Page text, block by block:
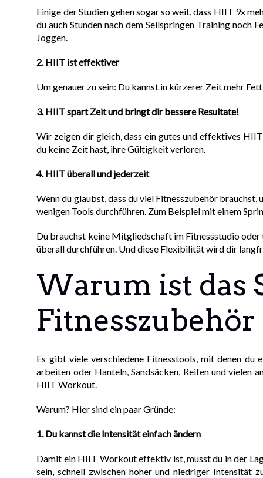
Einige der Studien gehen sogar so weit, dass HIIT 9x
du auch Stunden nach dem Seilspringen Training
Joggen.
2. HIIT ist effektiver
Um genauer zu sein: Du kannst in kürzerer Zeit mehr
3. HIIT spart Zeit und bringt dir bessere Resultate!
Wir zeigen dir gleich, dass ein gutes und effektives
du keine Zeit hast, ihre Gültigkeit verloren.
4. HIIT überall und jederzeit
Wenn du glaubst, dass du viel Fitnesszubehör
wenigen Tools durchführen. Zum Beispiel mit einem
Du brauchst keine Mitgliedschaft im Fitnessstudio oder
überall durchführen. Und diese Flexibilität wird dir
Warum ist das
Es gibt viele verschiedene Fitnesstools, mit denen
arbeiten oder Hanteln, Sandsäcken, Reifen und vielen
HIIT Workout.
Warum? Hier sind ein paar Gründe:
1. Du kannst die Intensität einfach ändern
Damit ein HIIT Workout effektiv ist, musst du in der
sein, schnell zwischen hoher und niedriger Intensität